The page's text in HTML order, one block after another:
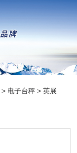
> 电子台秤 > 英展